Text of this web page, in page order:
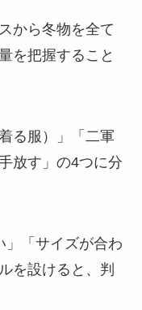
から冬物を全て
を把握すること
る服）」「二軍
放す」の4つに分
」「サイズが合わ
を設けると、判